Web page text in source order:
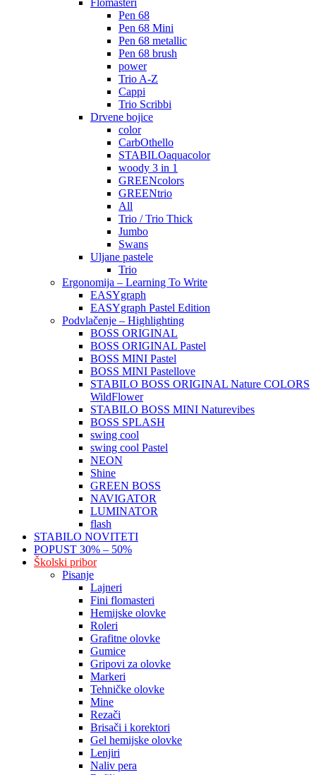
Pen 68
Pen 68 Mini
Pen 68 metallic
Pen 68 brush
power
Trio A-Z
Cappi
Trio Scribbi
Drvene bojice
color
CarbOthello
STABILOaquacolor
woody 3 in 1
GREENcolors
GREENtrio
All
Trio / Trio Thick
Jumbo
Swans
Uljane pastele
Trio
Ergonomija – Learning To Write
EASYgraph
EASYgraph Pastel Edition
Podvlačenje – Highlighting
BOSS ORIGINAL
BOSS ORIGINAL Pastel
BOSS MINI Pastel
BOSS MINI Pastellove
STABILO BOSS ORIGINAL Nature COLORS
WildFlower
STABILO BOSS MINI Naturevibes
BOSS SPLASH
swing cool
swing cool Pastel
NEON
Shine
GREEN BOSS
NAVIGATOR
LUMINATOR
flash
STABILO NOVITETI
POPUST 30% – 50%
Školski pribor
Pisanje
Lajneri
Fini flomasteri
Hemijske olovke
Roleri
Grafitne olovke
Gumice
Gripovi za olovke
Markeri
Tehničke olovke
Mine
Rezači
Brisači i korektori
Gel hemijske olovke
Lenjiri
Naliv pera